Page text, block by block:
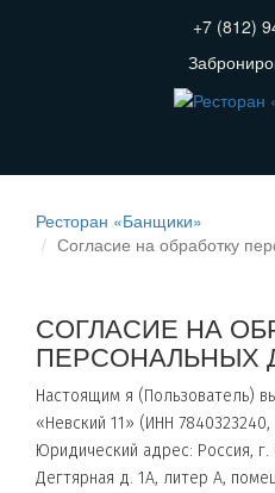
+7 (812)
Ресторан «Банщики»
Согласие на обработку
СОГЛАСИЕ НА
ПЕРСОНАЛЬНЫХ
Настоящим я (Пользователь)
«Невский 11» (ИНН 7840323240,
Юридический адрес: Россия,
Дегтярная д. 1А, литер А,